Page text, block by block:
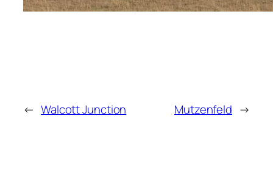
← Walcott Junction Mutzenfeld →